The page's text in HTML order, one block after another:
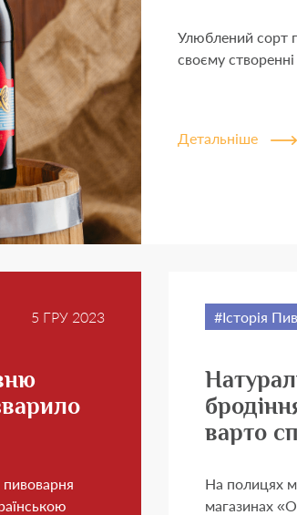
Улюблений сорт
своєму створенні
Детальніше
5 ГРУ 2023 Історія
варто
На полицях
магазинах